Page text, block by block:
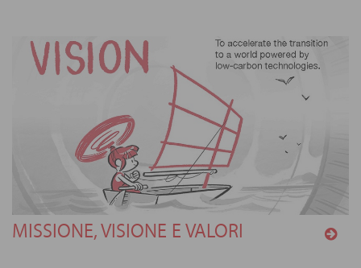
MISSIONE, VISIONE E VALORI